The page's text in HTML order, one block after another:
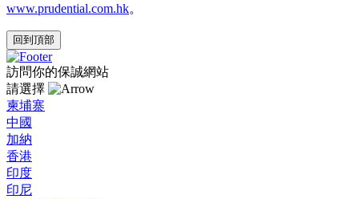
www.prudential.com.hk。
回到頂部
訪問你的保誠網站
請選擇
柬埔寨
中國
加納
香港
印度
印尼